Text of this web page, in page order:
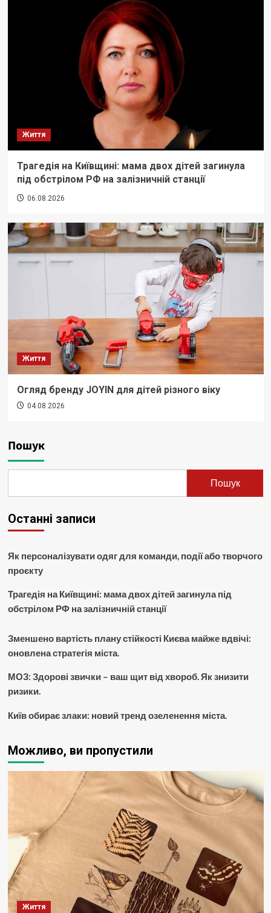
Життя
Трагедія на Київщині: мама двох дітей загинула
під обстрілом РФ на залізничній станції
06.08.2026
Життя
Огляд бренду JOYIN для дітей різного віку
04.08.2026
Пошук
Пошук
Останні записи
Як персоналізувати одяг для команди, події або творчого
проєкту
Трагедія на Київщині: мама двох дітей загинула під
обстрілом РФ на залізничній станції
Зменшено вартість плану стійкості Києва майже вдвічі:
оновлена стратегія міста.
МОЗ: Здорові звички – ваш щит від хвороб. Як знизити
ризики.
Київ обирає злаки: новий тренд озеленення міста.
Можливо, ви пропустили
Життя